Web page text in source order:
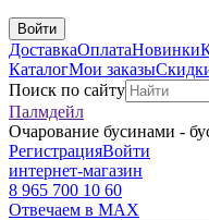
Войти
ДоставкаОплатаНовинки
КаталогМои заказы
Поиск по сайту
Палмдейл
Очарование бусинами -
РегистрацияВойти
интернет-магазин
8 965 700 10 60
Отвечаем в MAX